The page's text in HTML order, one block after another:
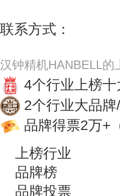
联系方式：
汉钟精机HANBELL
4个行业上榜十
2个行业大品
品牌得票2万+
上榜行业
品牌榜
品牌投票